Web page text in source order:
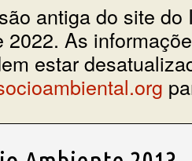
antiga do site do
2022. As
estar